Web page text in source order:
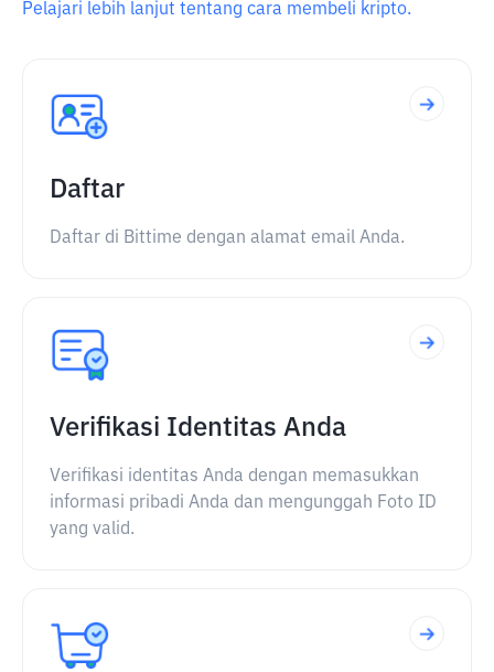
Pelajari lebih lanjut tentang cara membeli kripto.
Daftar
Daftar di Bittime dengan alamat email Anda.
Verifikasi Identitas Anda
Verifikasi identitas Anda dengan memasukkan
informasi pribadi Anda dan mengunggah Foto ID
yang valid.